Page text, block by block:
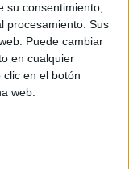
su consentimiento,
procesamiento. Sus
Puede cambiar
en cualquier
en el botón
web.